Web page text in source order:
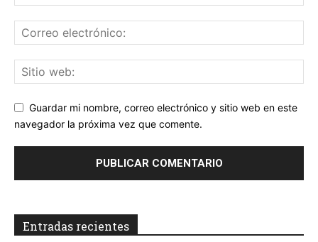
Guardar mi nombre, correo electrónico y sitio web en este
navegador la próxima vez que comente.
Entradas recientes